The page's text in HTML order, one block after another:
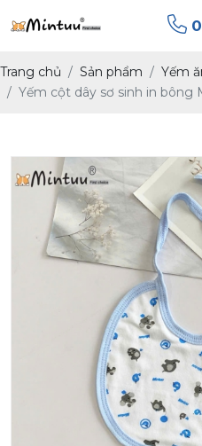
Trang chủ Sản phẩm
Yếm
Yếm cột dây sơ sinh in bông